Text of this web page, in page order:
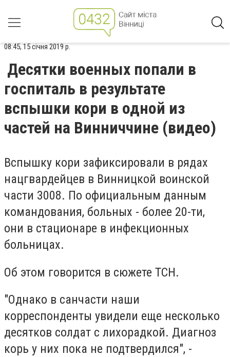
08:45, 15 січня 2019 р.
Десятки военных попали в
госпиталь в результате
вспышки кори в одной из
частей на Винниччине (видео)
Вспышку кори зафиксировали в рядах
нацгвардейцев в Винницкой воинской
части 3008. По официальным данным
командования, больных - более 20-ти,
они в стационаре в инфекционных
больницах.
Об этом говорится в сюжете ТСН.
"Однако в санчасти наши
корреспонденты увидели еще несколько
десятков солдат с лихорадкой. Диагноз
корь у них пока не подтвердился", -